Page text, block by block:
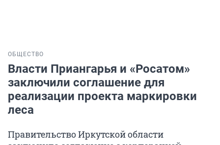
ОБЩЕСТВО
Власти Приангарья и «Росатом»
заключили соглашение для
реализации проекта маркировки
леса
Правительство Иркутской области